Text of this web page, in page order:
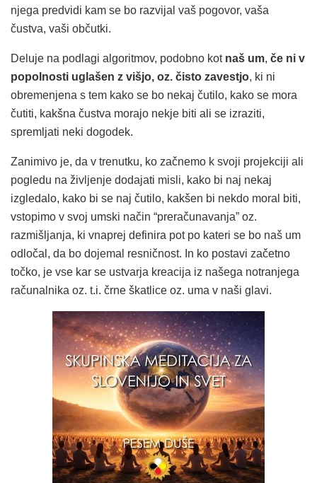
njega predvidi kam se bo razvijal vaš pogovor, vaša
čustva, vaši občutki.
Deluje na podlagi algoritmov, podobno kot naš um, če ni v
popolnosti uglašen z višjo, oz. čisto zavestjo, ki ni
obremenjena s tem kako se bo nekaj čutilo, kako se mora
čutiti, kakšna čustva morajo nekje biti ali se izraziti,
spremljati neki dogodek.
Zanimivo je, da v trenutku, ko začnemo k svoji projekciji ali
pogledu na življenje dodajati misli, kako bi naj nekaj
izgledalo, kako bi se naj čutilo, kakšen bi nekdo moral biti,
vstopimo v svoj umski način “preračunavanja” oz.
razmišljanja, ki vnaprej definira pot po kateri se bo naš um
odločal, da bo dojemal resničnost. In ko postavi začetno
točko, je vse kar se ustvarja kreacija iz našega notranjega
računalnika oz. t.i. črne škatlice oz. uma v naši glavi.